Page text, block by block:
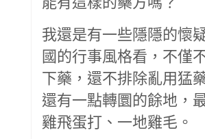
我還是有一些隱隱的懷
國的行事風格看，不僅
下藥，還不排除亂用猛
還有一點轉圜的餘地，
雞飛蛋打、一地雞毛。